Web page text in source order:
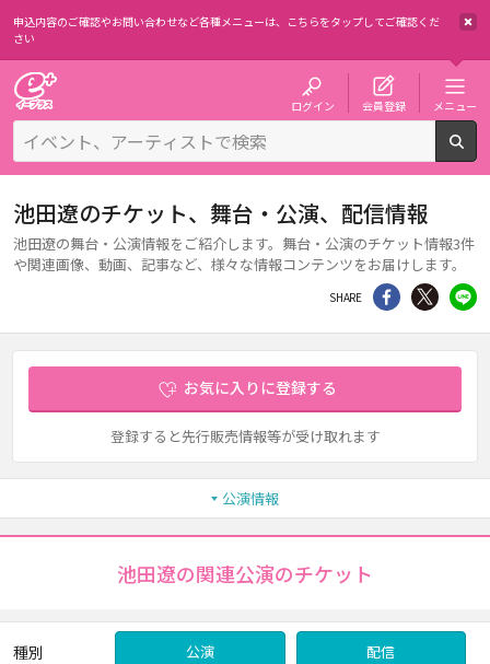
申込内容のご確認やお問い合わせなど各種メニューは、 こちらをタップしてご確認くだ
さい
ログイン 会員登録 メニュー
池田遼のチケット、舞台・公演、配信情報
池田遼の舞台・公演情報をご紹介します。舞台・公演のチケット情報3件
や関連画像、動画、記事など、様々な情報コンテンツをお届けします。
SHARE シェア Twitter
お気に入りに登録する
登録すると先行販売情報等が受け取れます
公演情報
池田遼の関連公演のチケット
種別 公演 配信